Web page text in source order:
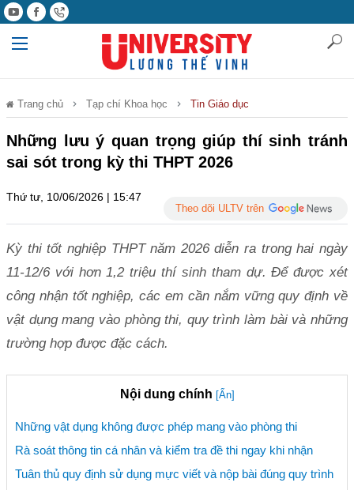
Trang chủ Tạp chí Khoa học Tin Giáo dục
Những lưu ý quan trọng giúp thí sinh tránh
sai sót trong kỳ thi THPT 2026
Thứ tư, 10/06/2026 | 15:47
Theo dõi ULTV trên
Kỳ thi tốt nghiệp THPT năm 2026 diễn ra trong hai ngày
11-12/6 với hơn 1,2 triệu thí sinh tham dự. Để được xét
công nhận tốt nghiệp, các em cần nắm vững quy định về
vật dụng mang vào phòng thi, quy trình làm bài và những
trường hợp được đặc cách.
Nội dung chính [Ẩn]
Những vật dụng không được phép mang vào phòng thi
Rà soát thông tin cá nhân và kiểm tra đề thi ngay khi nhận
Tuân thủ quy định sử dụng mực viết và nộp bài đúng quy trình